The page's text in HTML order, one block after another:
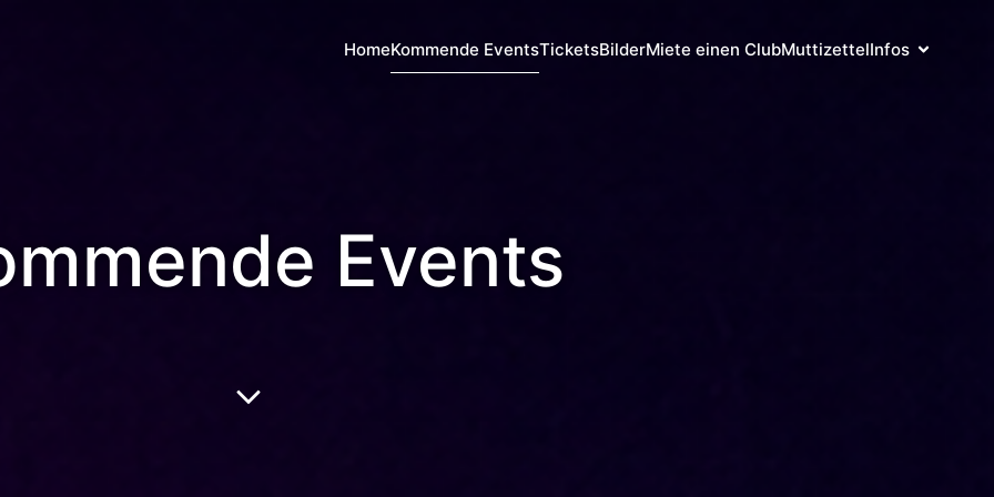
HomeKommende EventsTicketsBilderMiete einen ClubMuttizettelInfos
Events